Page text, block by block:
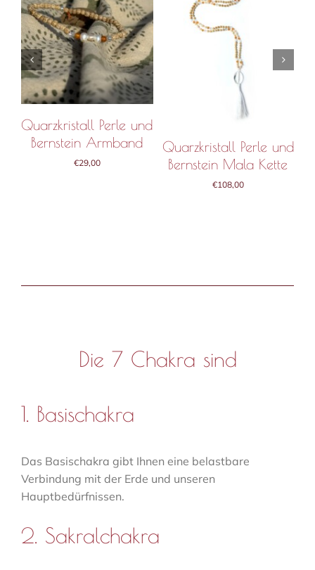
Quarzkristall Perle und
Bernstein Armband
€29,00
IN DEN WARENKORB
/
DETAILS
Quarzkristall Perle und
Bernstein Mala Kette
€108,00
IN DEN WARENKORB
/
DETAILS
Die 7 Chakra sind
1. Basischakra
Das Basischakra gibt Ihnen eine belastbare
Verbindung mit der Erde und unseren
Hauptbedürfnissen.
2. Sakralchakra